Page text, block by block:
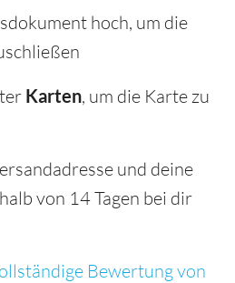
hoch, um die
Karten, um die Karte zu
und deine
von 14 Tagen bei dir
Bewertung von